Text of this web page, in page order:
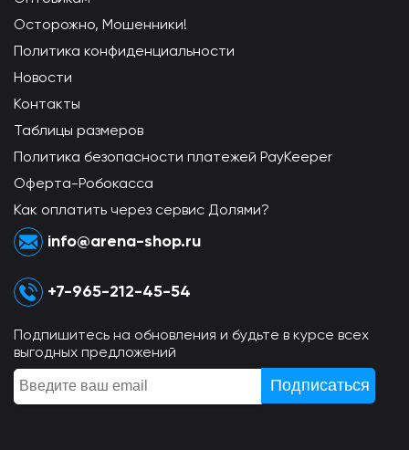
Осторожно, Мошенники!
Политика конфиденциальности
Новости
Контакты
Таблицы размеров
Политика безопасности платежей PayKeeper
Оферта-Робокасса
Как оплатить через сервис Долями?
info@arena-shop.ru
+7-965-212-45-54
Подпишитесь на обновления и будьте в курсе всех
выгодных предложений